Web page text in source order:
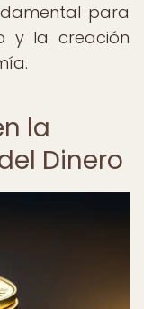
para
y la creación
la
Dinero